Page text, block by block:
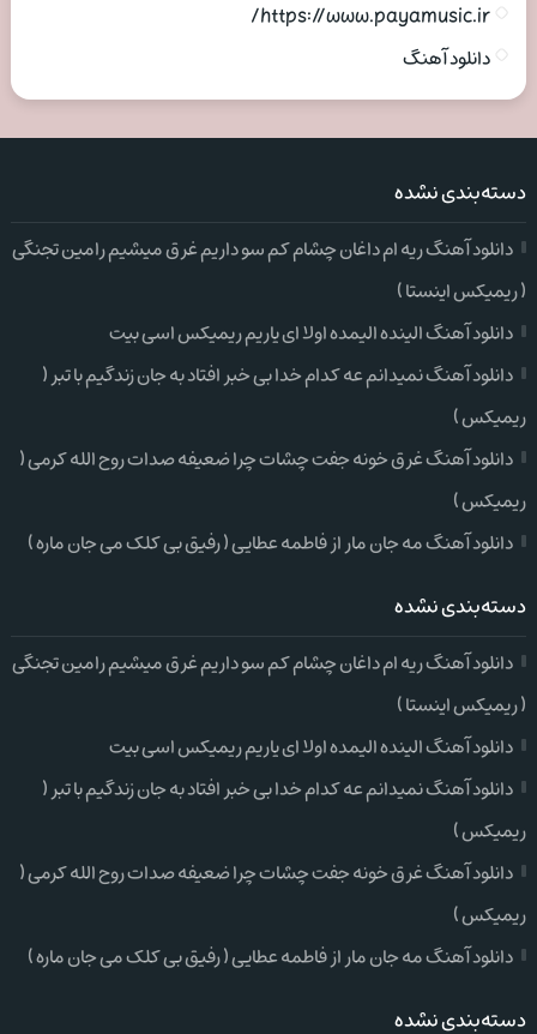
https://www.payamusic.ir/
دانلود آهنگ
دسته‌بندی نشده
دانلود آهنگ ریه ام داغان چشام کم سو داریم غرق میشیم رامین تجنگی
( ریمیکس اینستا )
دانلود آهنگ الینده الیمده اولا ای یاریم ریمیکس اسی بیت
دانلود آهنگ نمیدانم عه کدام خدا بی خبر افتاد به جان زندگیم با تبر (
ریمیکس )
دانلود آهنگ غرق خونه جفت چشات چرا ضعیفه صدات روح الله کرمی (
ریمیکس )
دانلود آهنگ مه جان مار از فاطمه عطایی ( رفیق بی کلک می جان ماره )
دسته‌بندی نشده
دانلود آهنگ ریه ام داغان چشام کم سو داریم غرق میشیم رامین تجنگی
( ریمیکس اینستا )
دانلود آهنگ الینده الیمده اولا ای یاریم ریمیکس اسی بیت
دانلود آهنگ نمیدانم عه کدام خدا بی خبر افتاد به جان زندگیم با تبر (
ریمیکس )
دانلود آهنگ غرق خونه جفت چشات چرا ضعیفه صدات روح الله کرمی (
ریمیکس )
دانلود آهنگ مه جان مار از فاطمه عطایی ( رفیق بی کلک می جان ماره )
دسته‌بندی نشده